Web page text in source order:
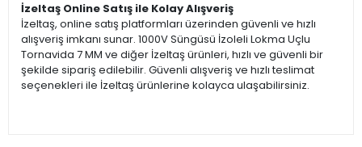
İzeltaş Online Satış ile Kolay Alışveriş
İzeltaş, online satış platformları üzerinden güvenli ve hızlı
alışveriş imkanı sunar. 1000V Süngüsü İzoleli Lokma Uçlu
Tornavida 7 MM ve diğer İzeltaş ürünleri, hızlı ve güvenli bir
şekilde sipariş edilebilir. Güvenli alışveriş ve hızlı teslimat
seçenekleri ile İzeltaş ürünlerine kolayca ulaşabilirsiniz.